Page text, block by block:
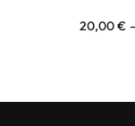
20,00€ –